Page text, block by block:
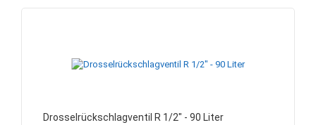
Drosselrückschlagventil R 1/2" - 90 Liter